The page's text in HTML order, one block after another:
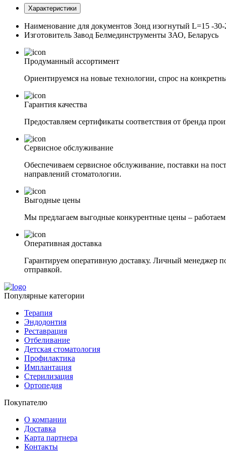
Характеристики
Наименование для документов Зонд изогнутый L=15 -
Изготовитель Завод Белмединструменты ЗАО, Беларусь
Продуманный ассортимент
Ориентируемся на новые технологии, спрос на
Гарантия качества
Предоставляем сертификаты соответствия от бренда
Сервисное обслуживание
Обеспечиваем сервисное обслуживание, поставки на
направлений стоматологии.
Выгодные цены
Мы предлагаем выгодные конкурентные цены –
Оперативная доставка
Гарантируем оперативную доставку. Личный менеджер
отправкой.
Популярные категории
Терапия
Эндодонтия
Реставрация
Отбеливание
Детская стоматология
Профилактика
Имплантация
Стерилизация
Ортопедия
Покупателю
О компании
Доставка
Карта партнера
Контакты